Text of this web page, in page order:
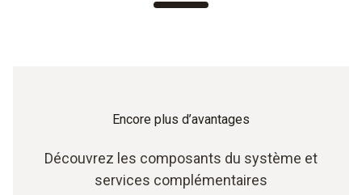
Encore plus d’avantages
Découvrez les composants du système et
services complémentaires